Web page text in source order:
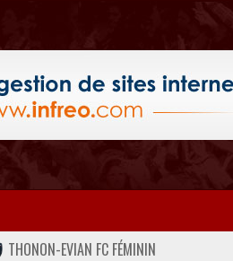
THONON-EVIAN FC FÉMININ